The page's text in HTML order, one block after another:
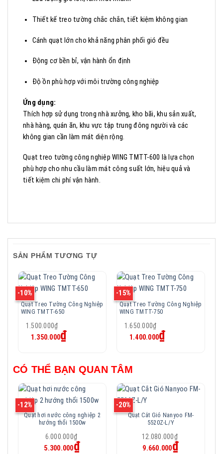
Thiết kế treo tường chắc chắn, tiết kiệm không gian
Cánh quạt lớn cho khả năng phân phối gió đều
Động cơ bền bỉ, vận hành ổn định
Độ ồn phù hợp với môi trường công nghiệp
Ứng dụng:
Thích hợp sử dụng trong nhà xưởng, kho bãi, khu sản xuất,
nhà hàng, quán ăn, khu vực tập trung đông người và các
không gian cần làm mát diện rộng.
Quạt treo tường công nghiệp WING TMTT-600 là lựa chọn
phù hợp cho nhu cầu làm mát công suất lớn, hiệu quả và
tiết kiệm chi phí vận hành.
SẢN PHẨM TƯƠNG TỰ
-10%
Quạt Treo Tường Công Nghiệp
WING TMTT-650
1.500.000₫
gốc
là:
1.350.000₫
-15%
Quạt Treo Tường Công Nghiệp
WING TMTT-750
1.650.000₫
gốc
là:
1.400.000₫
CÓ THỂ BẠN QUAN TÂM
-12%
Quạt hơi nước công nghiệp 2
hướng thổi 1500w
6.000.000₫
gốc
là:
5.300.000₫
-20%
Quạt Cắt Gió Nanyoo FM-
5520Z-L/Y
12.080.000₫
9.660.000₫